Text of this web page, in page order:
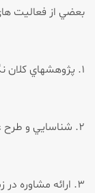
بعضي از فعاليت
۱. پژوهش­هاي كلان نگر درعرصه مهدويت؛
۲. شناسايي و طرح عرصه هاي جديد پژوهش؛
۳. ارائه مشاوره